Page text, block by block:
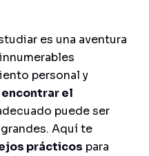
es una aventura
personal y
encontrar el
puede ser
Aquí te
prácticos para